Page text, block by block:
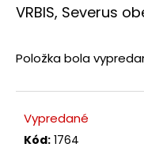
VRBIS, Severus
Položka bola
Vypredané
Kód: 1764
d
o